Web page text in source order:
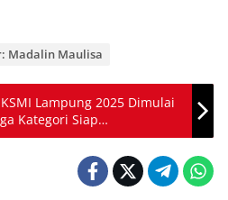
Madalin Maulisa
Lampung 2025 Dimulai
Kategori Siap